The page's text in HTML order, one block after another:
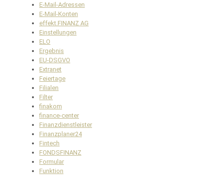
E-Mail-Adressen
E-Mail-Konten
effekt.FINANZ AG
Einstellungen
ELO
Ergebnis
EU-DSGVO
Extranet
Feiertage
Filialen
Filter
finakom
finance-center
Finanzdienstleister
Finanzplaner24
Fintech
FONDSFINANZ
Formular
Funktion